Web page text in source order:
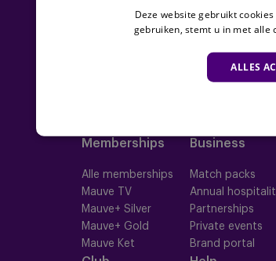
Ploegen
Eerste ploeg
Futures
Memberships
Alle memberships
Mauve TV
Mauve+ Silver
Mauve+ Gold
Mauve Ket
Business
Match packs
Annual
Partnerships
Private events
Brand portal
Deze website gebruikt
gebruiken, stemt u in met alle
ALLES